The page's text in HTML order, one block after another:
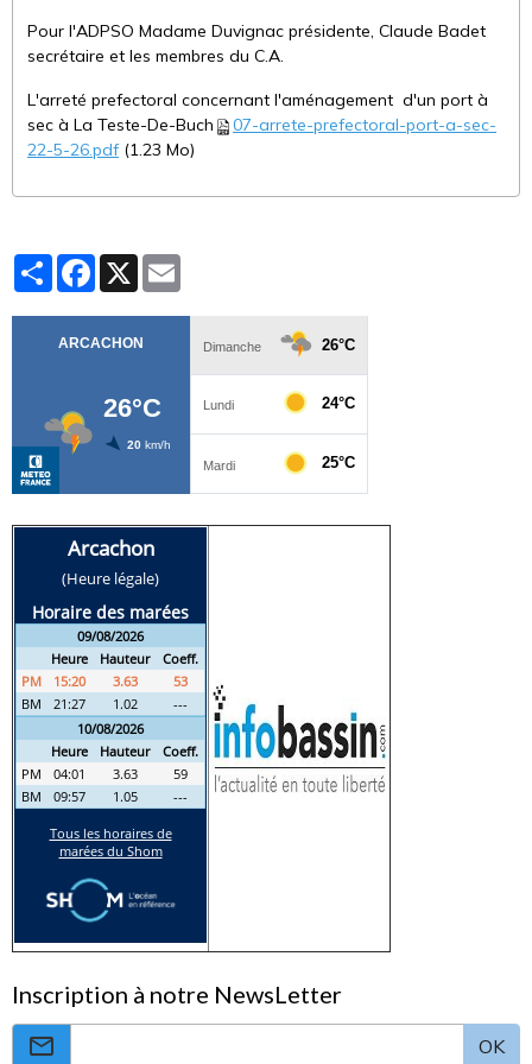
les consultations publiques
les échanges avec les élus et décideurs
Une alliance de 5 grandes
organisations
La force de la CML repose sur l’union de cinq structures
majeures, couvrant l’ensemble des pratiques :
1. Fédération Française d'Études et de
Sports Sous-Marins
Fédération délégataire pour les activités subaquatiques
Représente notamment la pêche sous-marine en apnée
Porte une pratique sélective, responsable et encadrée
2. Fédération Française de Pêche en Mer
Fédération historique de la pêche en mer
Représente les pêcheurs depuis le bord et en bateau
Très implantée sur le territoire
3. Fédération Française des Pêcheurs
Sportifs
Représente la pêche sportive en mer
Pour l'ADPSO Madame Duvignac présidente, Claude Badet
secrétaire et les membres du C.A.
L'arreté prefectoral concernant l'aménagement d'un port à
sec à La Teste-De-Buch
07-arrete-prefectoral-port-a-sec-
22-5-26.pdf(1.23 Mo)
PartagerFacebook
X
Inscription à notre NewsLetter
OK